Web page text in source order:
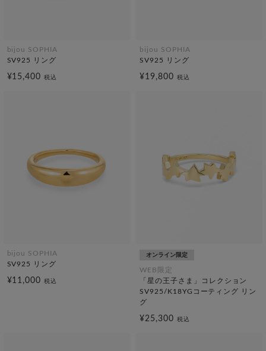
bijou SOPHIA
SV925 リング
¥15,400税込
bijou SOPHIA
SV925 リング
¥19,800 税込
bijou SOPHIA
SV925 リング
¥11,000税込
オンライン限定
WEB限定
「星の王子さま」コレクション
SV925/K18YGコーティング リン
グ
¥25,300 税込